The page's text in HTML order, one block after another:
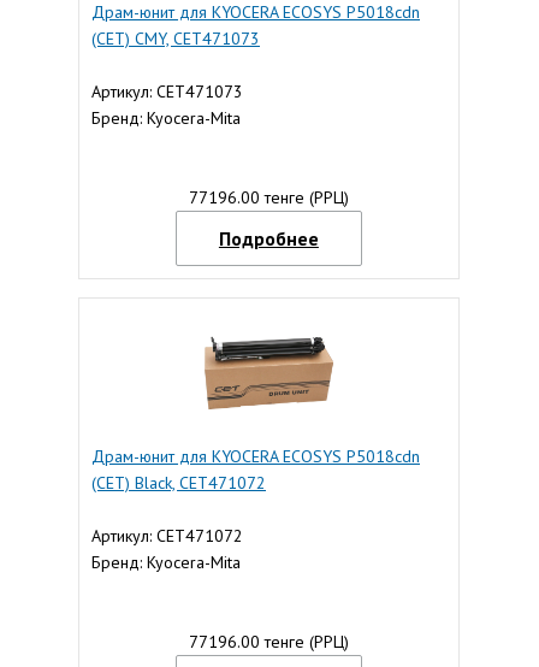
Драм-юнит для KYOCERA ECOSYS P5018cdn
(CET) CMY, CET471073
Артикул: CET471073
Бренд: Kyocera-Mita
77196.00 тенге (РРЦ)
Подробнее
Драм-юнит для KYOCERA ECOSYS P5018cdn
(CET) Black, CET471072
Артикул: CET471072
Бренд: Kyocera-Mita
77196.00 тенге (РРЦ)